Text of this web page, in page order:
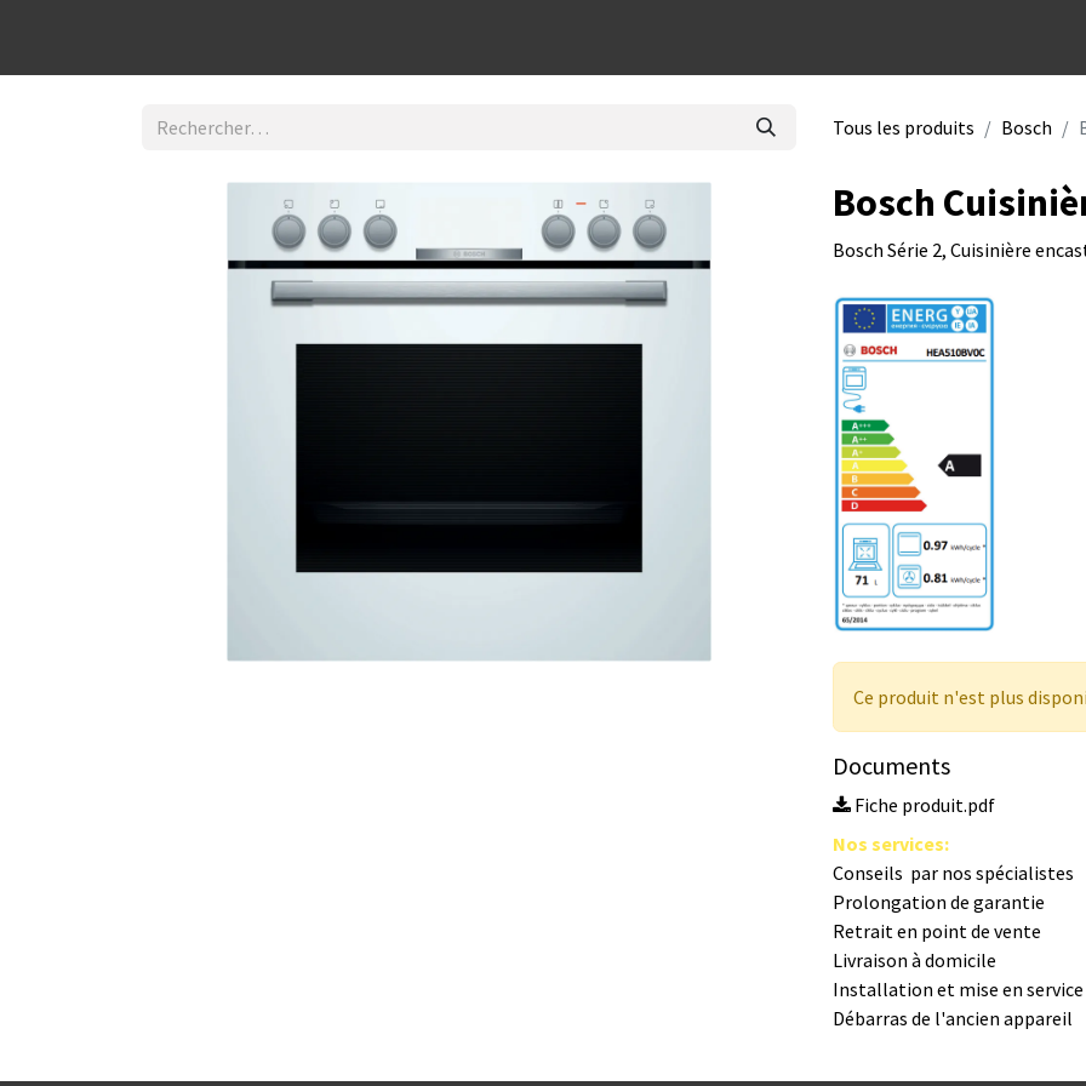
Tous les produits Bosch
Bosch
Bosch Série 2, Cuisinière
Ce produit n'est plus
Documents
Fiche produit.pdf
Nos s​ervices:
Conseils par nos spé​cialistes
Prolongation de garantie
Retrait en point de vente
Livraison à domicile
Installation et mise en service
Débarras de l'ancien appareil